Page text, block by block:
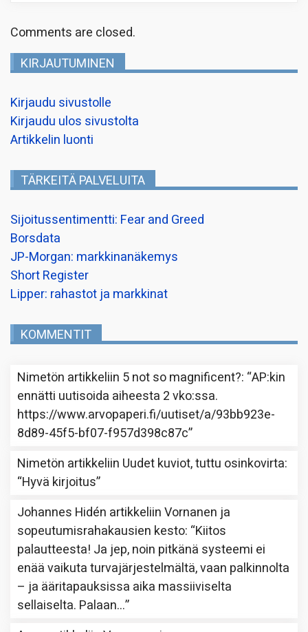
Comments are closed.
KIRJAUTUMINEN
Kirjaudu sivustolle
Kirjaudu ulos sivustolta
Artikkelin luonti
TÄRKEITÄ PALVELUITA
Sijoitussentimentti: Fear and Greed
Borsdata
JP-Morgan: markkinanäkemys
Short Register
Lipper: rahastot ja markkinat
KOMMENTIT
Nimetön artikkeliin 5 not so magnificent?: “AP:kin
ennätti uutisoida aiheesta 2 vko:ssa.
https://www.arvopaperi.fi/uutiset/a/93bb923e-
8d89-45f5-bf07-f957d398c87c”
Nimetön artikkeliin Uudet kuviot, tuttu osinkovirta:
“Hyvä kirjoitus”
Johannes Hidén artikkeliinVornanen ja
sopeutumisrahakausien kesto: “Kiitos
palautteesta! Ja jep, noin pitkänä systeemi ei
enää vaikuta turvajärjestelmältä, vaan palkinnolta
– ja ääritapauksissa aika massiiviselta
sellaiselta. Palaan…”